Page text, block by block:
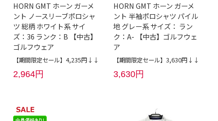
HORN GMT ホーン ガーメ
ント ノースリーブポロシャ
ツ 総柄 ホワイト系 サイ
ズ：36 ランク：B 【中古】
ゴルフウェア
【期間限定セール】4,235円↓↓
2,964円
HORN GMT ホーン ガーメ
ント 半袖ポロシャツ パイル
地 グレー系 サイズ： ラン
ク：A- 【中古】ゴルフウェ
ア
【期間限定セール】3,630円↓↓
3,630円